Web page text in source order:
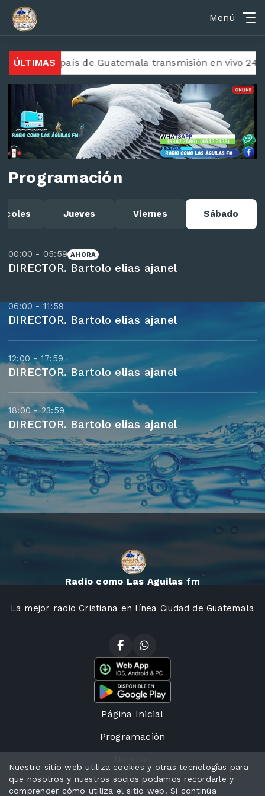
Menú
ÚLTIMAS
desde el país de Guatemala transmisión en vivo 24/7
Programación
Jueves Viernes Sábado
00:00 - 05:59 AHORA
DIRECTOR. Bartolo elias ajanel
06:00 - 11:59
DIRECTOR. Bartolo elias ajanel
12:00 - 17:59
DIRECTOR. Bartolo elias ajanel
18:00 - 23:59
DIRECTOR. Bartolo elias ajanel
Radio como Las Aguilas fm
La mejor radio Cristiana en línea Ciudad de Guatemala
Página Inicial
Programación
Contacto
Nuestro sitio web utiliza cookies y otras tecnologías para
que nosotros y nuestros socios podamos recordarle y
comprender cómo utiliza el sitio web. Si continúa